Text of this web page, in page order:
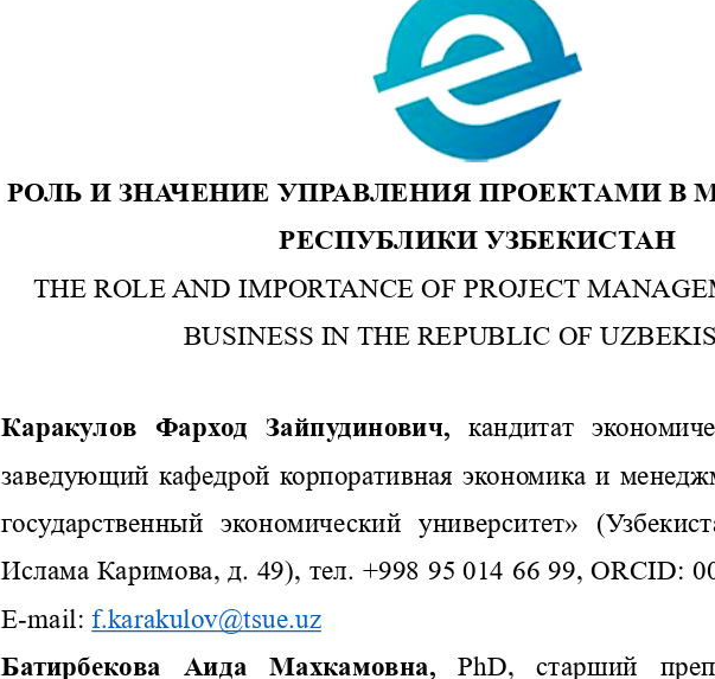
РОЛЬ И ЗНАЧЕНИЕ УПРАВЛЕНИЯ ПРОЕКТАМИ В
РЕСПУБЛИКИ УЗБЕКИСТАН
THE ROLE AND IMPORTANCE OF PROJECT
BUSINESS IN THE REPUBLIC OF
Каракулов  Фарход  Зайпудинович, кандитат э
заведующий кафедрой корпоративная экономика и
государственный экономический университет» (
Ислама Каримова, д. 49), тел. +998 95 014 66 99, ORCID:
E-mail: f.karakulov@tsue .uz
Батирбекова
Аида Махкамовна PhD ,  старший